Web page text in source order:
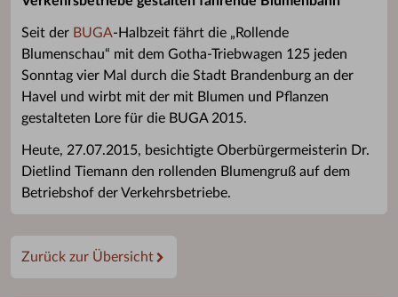
Seit der BUGA-Halbzeit fährt die „Rollende
Blumenschau“ mit dem Gotha-Triebwagen 125 jeden
Sonntag vier Mal durch die Stadt Brandenburg an der
Havel und wirbt mit der mit Blumen und Pflanzen
gestalteten Lore für die BUGA 2015.
Heute, 27.07.2015, besichtigte Oberbürgermeisterin Dr.
Dietlind Tiemann den rollenden Blumengruß auf dem
Betriebshof der Verkehrsbetriebe.
Zurück zur Übersicht